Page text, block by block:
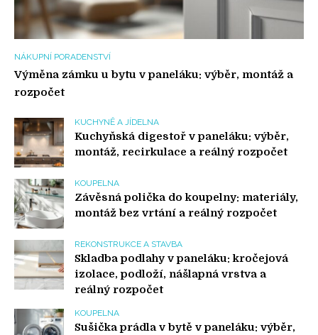
NÁKUPNÍ PORADENSTVÍ
Výměna zámku u bytu v paneláku: výběr, montáž a
rozpočet
KUCHYNĚ A JÍDELNA
Kuchyňská digestoř v paneláku: výběr,
montáž, recirkulace a reálný rozpočet
KOUPELNA
Závěsná polička do koupelny: materiály,
montáž bez vrtání a reálný rozpočet
REKONSTRUKCE A STAVBA
Skladba podlahy v paneláku: kročejová
izolace, podloží, nášlapná vrstva a
reálný rozpočet
KOUPELNA
Sušička prádla v bytě v paneláku: výběr,